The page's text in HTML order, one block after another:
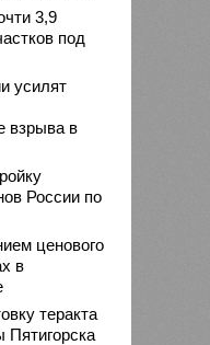
3,9
под
усилят
взрыва в
России по
ценового
в
теракта
Пятигорска